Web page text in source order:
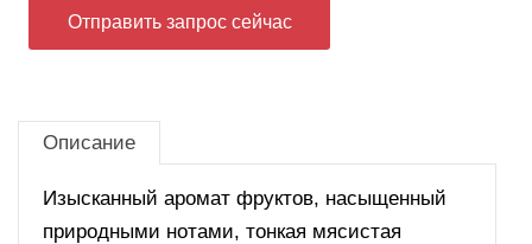
Отправить запрос сейчас
Описание
Изысканный аромат фруктов, насыщенный
природными нотами, тонкая мясистая